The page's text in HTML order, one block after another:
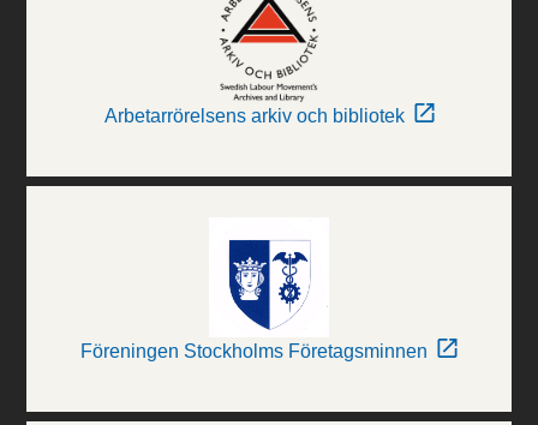
Arbetarrörelsens arkiv och bibliotek
Föreningen Stockholms Företagsminnen